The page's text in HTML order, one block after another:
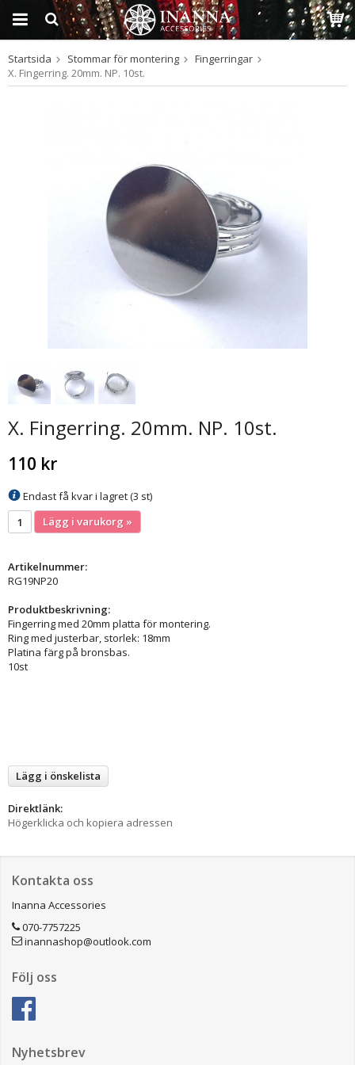
Produkten har blivit
tillagd i varukorgen
Startsida Stommar för montering
Fingerringar
X. Fingerring. 20mm. NP. 10st.
X. Fingerring. 20mm. NP. 10st.
110 kr
Endast få kvar i lagret (3 st)
Lägg i varukorg »
Artikelnummer:
RG19NP20
Produktbeskrivning:
Fingerring med 20mm platta för montering.
Ring med justerbar, storlek: 18mm
Platina färg på bronsbas.
10st
Lägg i önskelista
Direktlänk:
Högerklicka och kopiera adressen
Kontakta oss
Inanna Accessories
070-7757225
inannashop@outlook.com
Följ oss
Nyhetsbrev